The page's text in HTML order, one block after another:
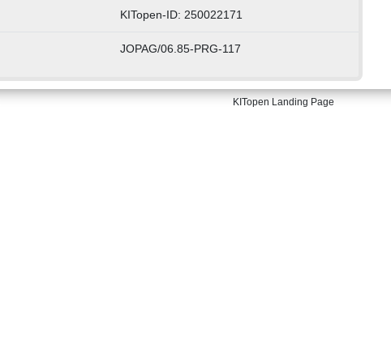
KITopen-ID: 250022171
JOPAG/06.85-PRG-117
KITopen Landing Page